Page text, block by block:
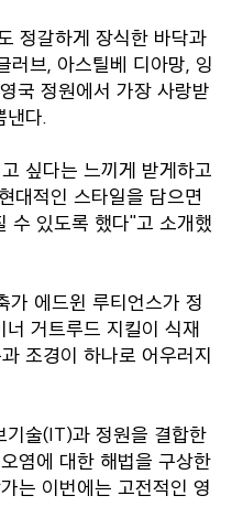
정갈하게 장식한 바닥과
러브, 아스틸베 디아망, 잉
국 정원에서 가장 사랑받
낸다.
싶다는 느끼게 받게하고
대적인 스타일을 담으면
수 있도록 했다"고 소개했
에드윈 루티언스가 정
거트루드 지킬이 식재
조경이 하나로 어우러지
술(IT)과 정원을 결합한
염에 대한 해법을 구상한
는 이번에는 고전적인 영